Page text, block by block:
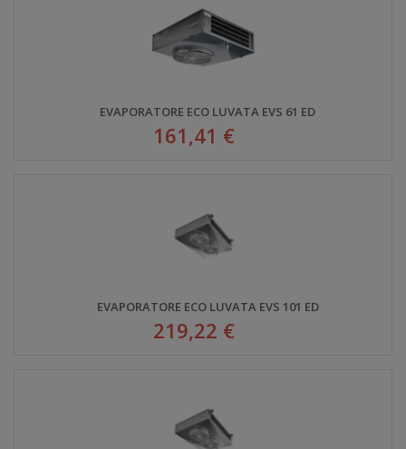
EVAPORATORE ECO LUVATA EVS 61 ED
161,41 €
EVAPORATORE ECO LUVATA EVS 101 ED
219,22 €